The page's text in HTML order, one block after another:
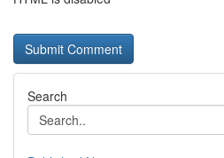
Search